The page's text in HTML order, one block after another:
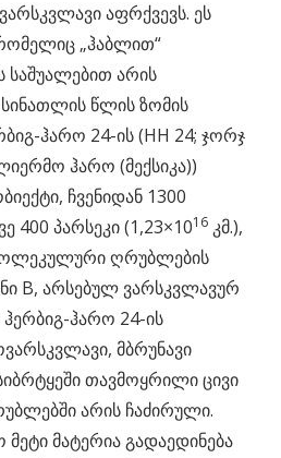
აფრქვევს. ეს
„ჰაბლით“
არის
წლის ზომის
ჰარო 24-ის (HH 24; ჯორჯ
ჰარო (მექსიკა))
ჩვენიდან 1300
400 პარსეკი (1,23×1016 კმ.),
ღრუბლების
B, არსებულ ვარსკვლავურ
ჰერბიგ-ჰარო 24-ის
მბრუნავი
თავმოყრილი ცივი
არის ჩაძირული.
მატერია გადაედინება